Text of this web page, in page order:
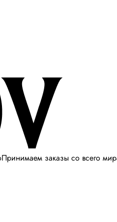
Принимаем заказы со всего